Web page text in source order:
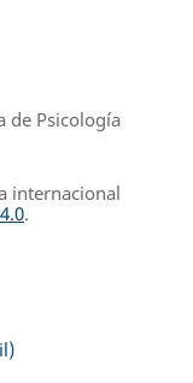
de Psicología
internacional
.